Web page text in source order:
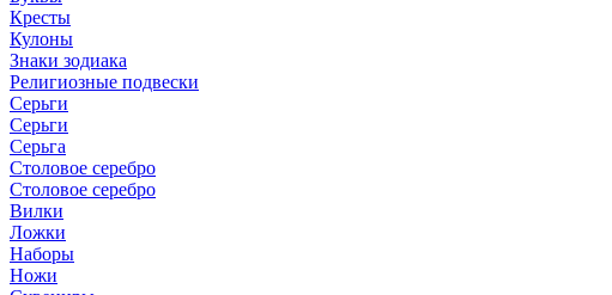
Кресты
Кулоны
Знаки зодиака
Религиозные подвески
Серьги
Серьги
Серьга
Столовое серебро
Столовое серебро
Вилки
Ложки
Наборы
Ножи